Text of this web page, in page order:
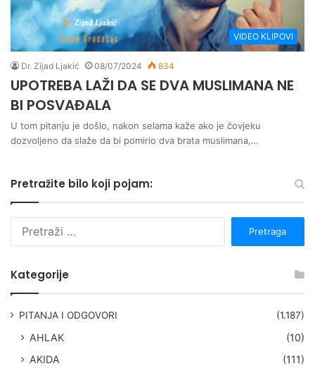
VIDEO KLIPOVI
Dr. Zijad Ljakić 08/07/2024 834
UPOTREBA LAŽI DA SE DVA MUSLIMANA NE
BI POSVAĐALA
U tom pitanju je došlo, nakon selama kaže ako je čovjeku
dozvoljeno da slaže da bi pomirio dva brata muslimana,…
Pretražite bilo koji pojam:
Kategorije
PITANJA I ODGOVORI (1.187)
AHLAK
(10)
AKIDA
(111)